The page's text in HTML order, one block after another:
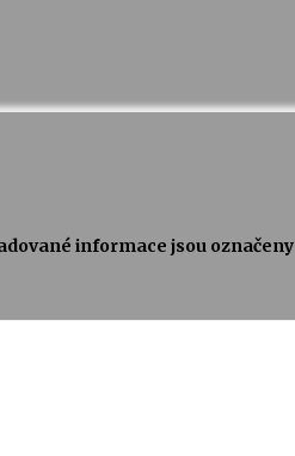
informace jsou označeny